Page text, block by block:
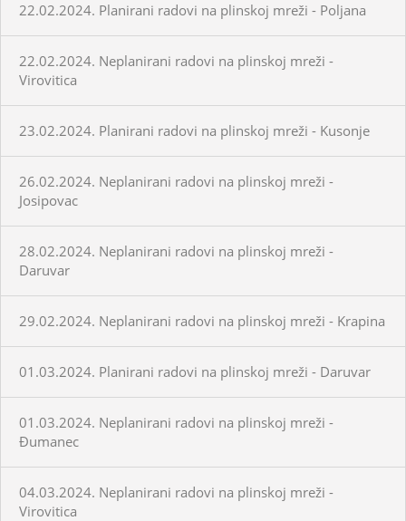
22.02.2024. Planirani radovi na plinskoj mreži - Poljana
22.02.2024. Neplanirani radovi na plinskoj mreži -
Virovitica
23.02.2024. Planirani radovi na plinskoj mreži - Kusonje
26.02.2024. Neplanirani radovi na plinskoj mreži -
Josipovac
28.02.2024. Neplanirani radovi na plinskoj mreži -
Daruvar
29.02.2024. Neplanirani radovi na plinskoj mreži - Krapina
01.03.2024. Planirani radovi na plinskoj mreži - Daruvar
01.03.2024. Neplanirani radovi na plinskoj mreži -
Đumanec
04.03.2024. Neplanirani radovi na plinskoj mreži -
Virovitica